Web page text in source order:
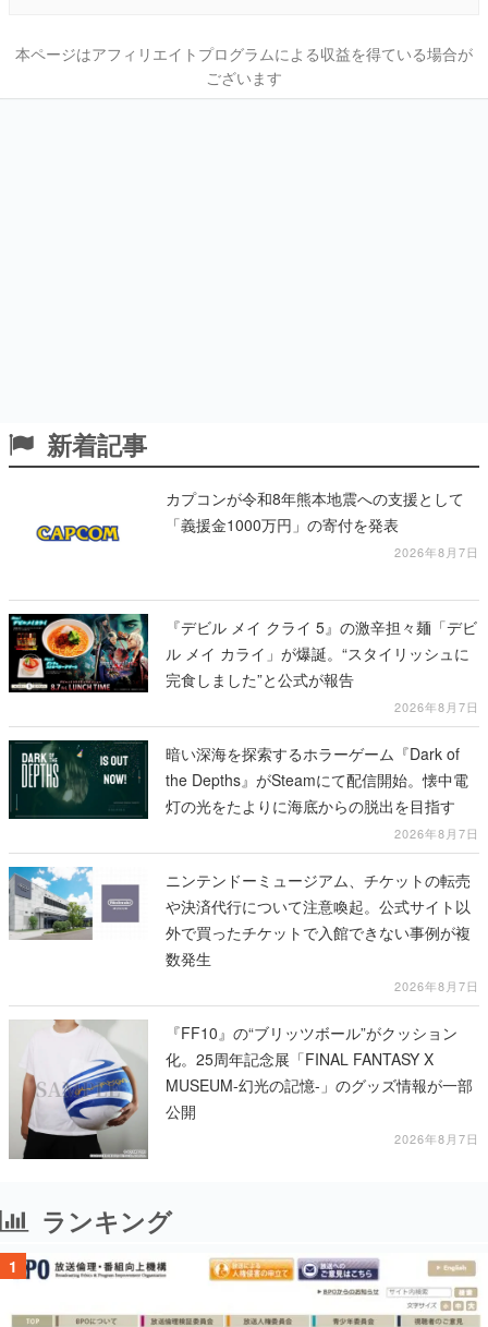
本ページはアフィリエイトプログラムによる収益を得ている場合が
ございます
新着記事
カプコンが令和8年熊本地震への支援として
「義援金1000万円」の寄付を発表
2026年8月7日
『デビル メイ クライ 5』の激辛担々麺「デビ
ル メイ カライ」が爆誕。“スタイリッシュに
完食しました”と公式が報告
2026年8月7日
暗い深海を探索するホラーゲーム『Dark of
the Depths』がSteamにて配信開始。懐中電
灯の光をたよりに海底からの脱出を目指す
2026年8月7日
ニンテンドーミュージアム、チケットの転売
や決済代行について注意喚起。公式サイト以
外で買ったチケットで入館できない事例が複
数発生
2026年8月7日
『FF10』の“ブリッツボール”がクッション
化。25周年記念展「FINAL FANTASY X
MUSEUM-幻光の記憶-」のグッズ情報が一部
公開
2026年8月7日
ランキング
1